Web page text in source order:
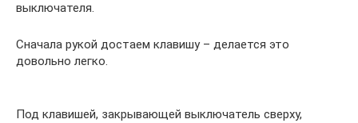
выключателя.
Сначала рукой достаем клавишу – делается это
довольно легко.
Под клавишей, закрывающей выключатель сверху,